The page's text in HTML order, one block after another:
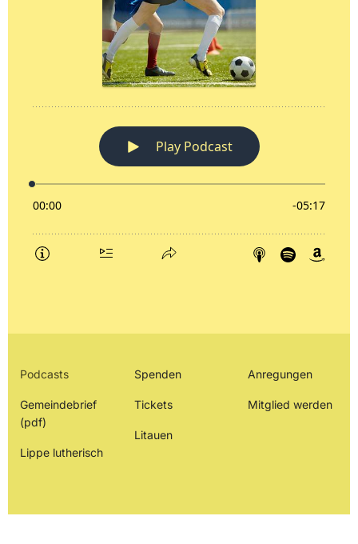
Podcasts
Gemeindebrief
(pdf)
Lippe lutherisch
Spenden
Tickets
Litauen
Anregungen
Mitglied werden